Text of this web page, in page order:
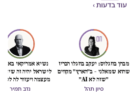
עוד בדעות ›
מבחן בוזגלוס: יעקב בוזגלו הכריז
שהוא שמאלני – ב״הארץ״ מקווים
״שזה לא AI״
סיון תהל
נשיא אמריקאי באמת
לישראל יהיה זה
מעצמה ויעזור לה
הכיבוש
נדב תמיר